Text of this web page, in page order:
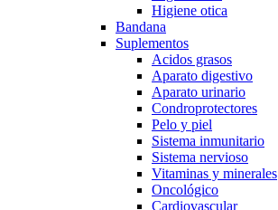
Higiene otica
Bandana
Suplementos
Acidos grasos
Aparato digestivo
Aparato urinario
Condroprotectores
Pelo y piel
Sistema inmunitario
Sistema nervioso
Vitaminas y minerales
Oncológico
Cardiovascular